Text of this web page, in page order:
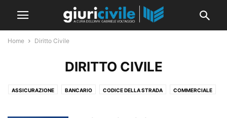
Home Diritto Civile
DIRITTO CIVILE
ASSICURAZIONE BANCARIO CODICE DELLA STRADA COMMERCIALE
GARANZIE GDPR E PRIVACY